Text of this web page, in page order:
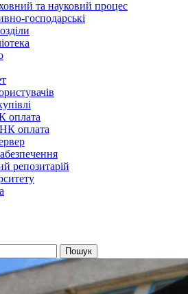
та науковий процес
господарські
оплата
репозитарій
Пошук